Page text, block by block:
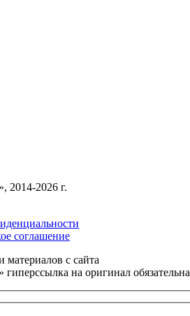
2014-2026 г.
соглашение
с сайта
гиперссылка на оригинал обязательна